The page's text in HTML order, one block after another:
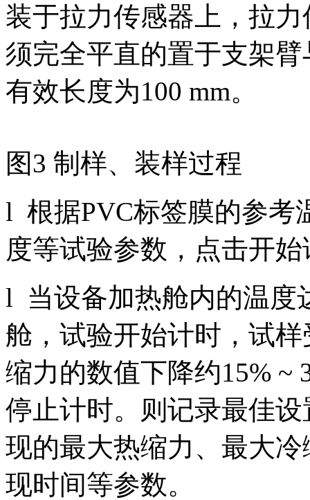
装于拉力传感器上，拉
须完全平直的置于支架
有效长度为100 mm。
图3 制样、装样过程
l 根据PVC标签膜的参考
度等试验参数，点击开
l 当设备加热舱内的温度
舱，试验开始计时，试
缩力的数值下降约15% ~
停止计时。则记录最佳
现的最大热缩力、最大
现时间等参数。